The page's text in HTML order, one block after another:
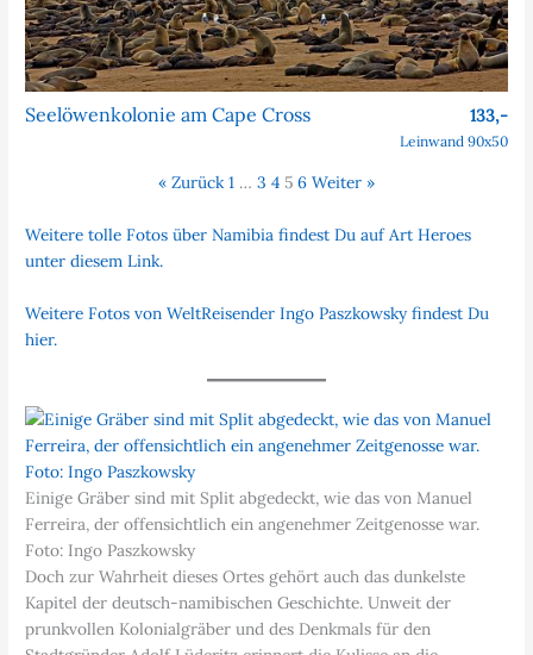
Seelöwenkolonie am Cape Cross 133,-
Leinwand 90x50
« Zurück 1 … 3 4 5 6 Weiter »
Weitere tolle Fotos über Namibia findest Du auf Art Heroes
unter diesem Link.
Weitere Fotos von WeltReisender Ingo Paszkowsky findest Du
hier.
Einige Gräber sind mit Split abgedeckt, wie das von Manuel
Ferreira, der offensichtlich ein angenehmer Zeitgenosse war.
Foto: Ingo Paszkowsky
Doch zur Wahrheit dieses Ortes gehört auch das dunkelste
Kapitel der deutsch-namibischen Geschichte. Unweit der
prunkvollen Kolonialgräber und des Denkmals für den